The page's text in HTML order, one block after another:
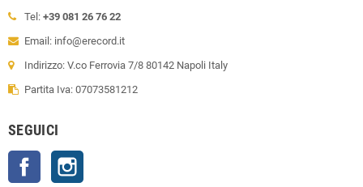
Tel: +39 081 26 76 22
Email: info@erecord.it
Indirizzo: V.co Ferrovia 7/8 80142 Napoli Italy
Partita Iva: 07073581212
SEGUICI
Facebook